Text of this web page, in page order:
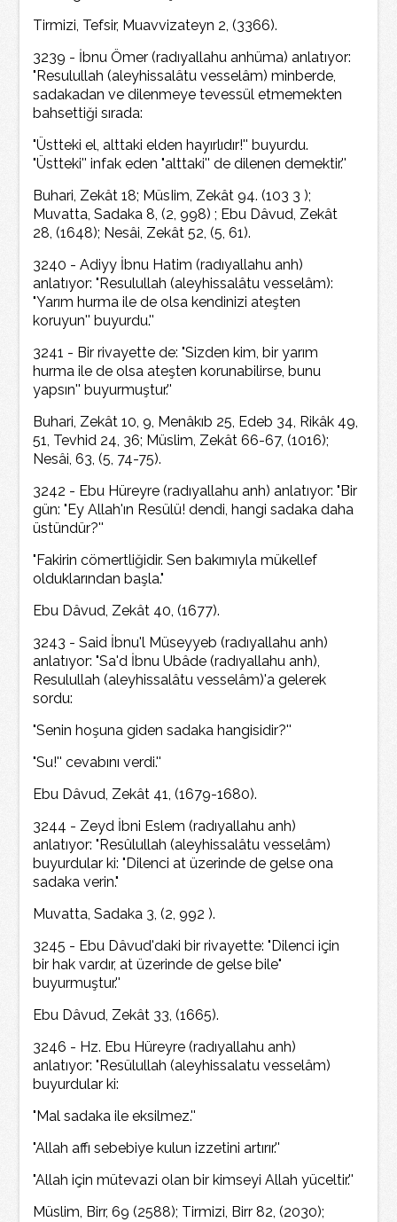
Tirmizi, Tefsir, Muavvizateyn 2, (3366).
3239 - İbnu Ömer (radıyallahu anhüma) anlatıyor:
"Resulullah (aleyhissalâtu vesselâm) minberde,
sadakadan ve dilenmeye tevessül etmemekten
bahsettiği sırada:
"Üstteki el, alttaki elden hayırlıdır!'' buyurdu.
"Üstteki'' infak eden "alttaki'' de dilenen demektir.''
Buhari, Zekât 18; MüsIim, Zekât 94. (103 3 );
Muvatta, Sadaka 8, (2, 998) ; Ebu Dâvud, Zekât
28, (1648); Nesâi, Zekât 52, (5, 61).
3240 - Adiyy İbnu Hatim (radıyallahu anh)
anlatıyor: "Resulullah (aleyhissalâtu vesselâm):
"Yarım hurma ile de olsa kendinizi ateşten
koruyun'' buyurdu.''
3241 - Bir rivayette de: "Sizden kim, bir yarım
hurma ile de olsa ateşten korunabilirse, bunu
yapsın'' buyurmuştur.''
Buhari, Zekât 10, 9, Menâkıb 25, Edeb 34, Rikâk 49,
51, Tevhid 24, 36; Müslim, Zekât 66-67, (1016);
Nesâi, 63, (5, 74-75).
3242 - Ebu Hüreyre (radıyallahu anh) anlatıyor: "Bir
gün: "Ey Allah'ın Resülü! dendi, hangi sadaka daha
üstündür?''
"Fakirin cömertliğidir. Sen bakımıyla mükellef
olduklarından başla."
Ebu Dâvud, Zekât 40, (1677).
3243 - Said İbnu'l Müseyyeb (radıyallahu anh)
anlatıyor: "Sa'd İbnu Ubâde (radıyallahu anh),
Resulullah (aleyhissalâtu vesselâm)'a gelerek
sordu:
"Senin hoşuna giden sadaka hangisidir?''
"Su!'' cevabını verdi.''
Ebu Dâvud, Zekât 41, (1679-1680).
3244 - Zeyd İbni Eslem (radıyallahu anh)
anlatıyor: "Resûlullah (aleyhissalâtu vesselâm)
buyurdular ki: "Dilenci at üzerinde de gelse ona
sadaka verin."
Muvatta, Sadaka 3, (2, 992 ).
3245 - Ebu Dâvud'daki bir rivayette: "Dilenci için
bir hak vardır, at üzerinde de gelse bile"
buyurmuştur.''
Ebu Dâvud, Zekât 33, (1665).
3246 - Hz. Ebu Hüreyre (radıyallahu anh)
anlatıyor: "Resülullah (aleyhissalatu vesselâm)
buyurdular ki:
"Mal sadaka ile eksilmez.''
"Allah affı sebebiye kulun izzetini artırır.''
"Allah için mütevazi olan bir kimseyi Allah yüceltir.''
Müslim, Birr, 69 (2588); Tirmizi, Birr 82, (2030);